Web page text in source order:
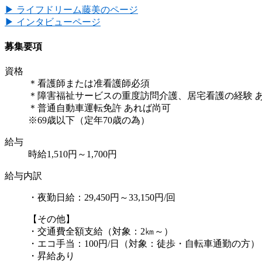
▶ ライフドリーム藤美のページ
▶ インタビューページ
募集要項
資格
＊看護師または准看護師必須
＊障害福祉サービスの重度訪問介護、居宅看護の経験
＊普通自動車運転免許 あれば尚可
※69歳以下（定年70歳の為）
給与
時給1,510円～1,700円
給与内訳
・夜勤日給：29,450円～33,150円/回
【その他】
・交通費全額支給（対象：2㎞～）
・エコ手当：100円/日（対象：徒歩・自転車通勤の方）
・昇給あり